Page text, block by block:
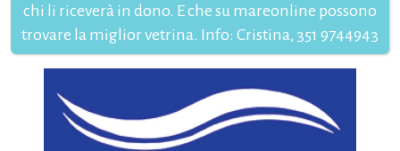
chi li riceverà in dono. E che su mareonline possono
trovare la miglior vetrina. Info: Cristina, 351 9744943